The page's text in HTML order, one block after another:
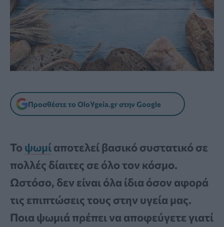
Προσθέστε το OloYgeia.gr στην Google
Το ψωμίαποτελεί βασικό συστατικό σε
πολλές δίαιτες σε όλο τον κόσμο.
Ωστόσο, δεν είναι όλα ίδια όσον αφορά
τις επιπτώσεις τους στην υγεία μας.
Ποια ψωμιά πρέπει να αποφεύγετε γιατί